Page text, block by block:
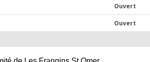
Ouvert
Ouvert